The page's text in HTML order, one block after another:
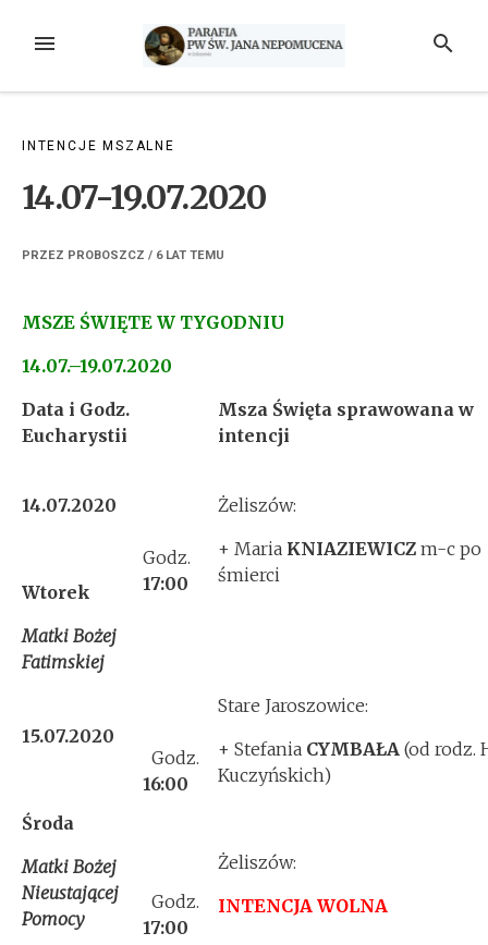
MENU SZUKAJ
INTENCJE MSZALNE
14.07-19.07.2020
PRZEZ PROBOSZCZ / 6 LAT TEMU
MSZE ŚWIĘTE W TYGODNIU
14.07.–19.07.2020
Data i Godz.
Eucharystii
Msza Święta sprawowana w
intencji
14.07.2020
Wtorek
Matki Bożej
Fatimskiej
Godz.
17:00
Żeliszów:
+ Maria KNIAZIEWICZ m-c po
śmierci
15.07.2020
Środa
Matki Bożej
Nieustającej
Pomocy
Godz.
16:00
Stare Jaroszowice:
+ Stefania CYMBAŁA (od rodz.
Kuczyńskich)
Godz.
17:00
Żeliszów:
INTENCJA WOLNA